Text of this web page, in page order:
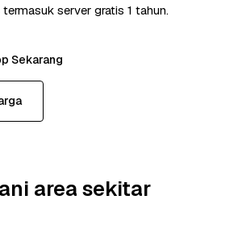
server gratis 1 tahun.
Sekarang
area sekitar